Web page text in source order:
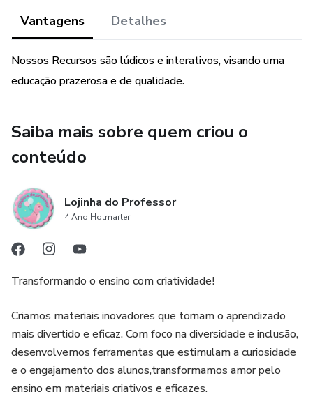
💚Páginas:58
Vantagens Detalhes
Nossos Recursos são lúdicos e interativos, visando uma
educação prazerosa e de qualidade.
Saiba mais sobre quem criou o
conteúdo
Lojinha do Professor
4 Ano Hotmarter
Transformando o ensino com criatividade!
Criamos materiais inovadores que tornam o aprendizado
mais divertido e eficaz. Com foco na diversidade e inclusão,
desenvolvemos ferramentas que estimulam a curiosidade
e o engajamento dos alunos,transformamos amor pelo
ensino em materiais criativos e eficazes.